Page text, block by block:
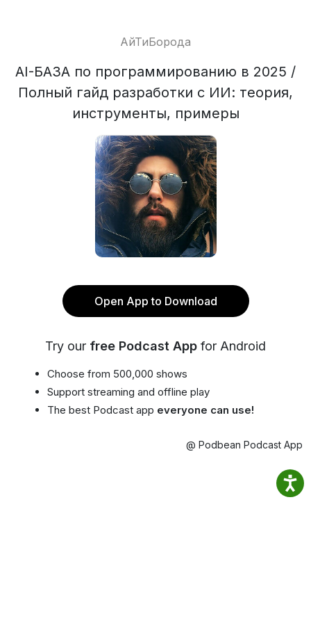
АйТиБорода
AI-БАЗА по программированию в 2025 /
Полный гайд разработки с ИИ: теория,
инструменты, примеры
Open App to Download
Try our free Podcast App for Android
Choose from 500,000 shows
Support streaming and offline play
The best Podcast app everyone can use!
@ Podbean Podcast App